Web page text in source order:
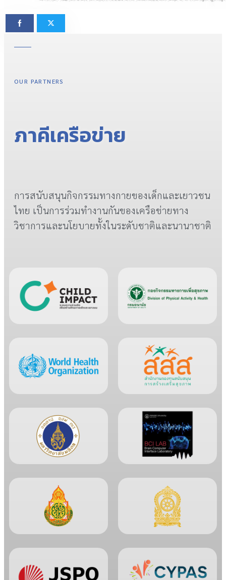
OUR PARTNERS
ภาคีเครือข่าย
การสนับสนุนกิจกรรมทางกายของเด็กและเยาวชน
ไทย เป็นการร่วมทำงานกันของเครือข่ายทาง
วิชาการและนโยบายทั้งในระดับชาติและนานาชาติ